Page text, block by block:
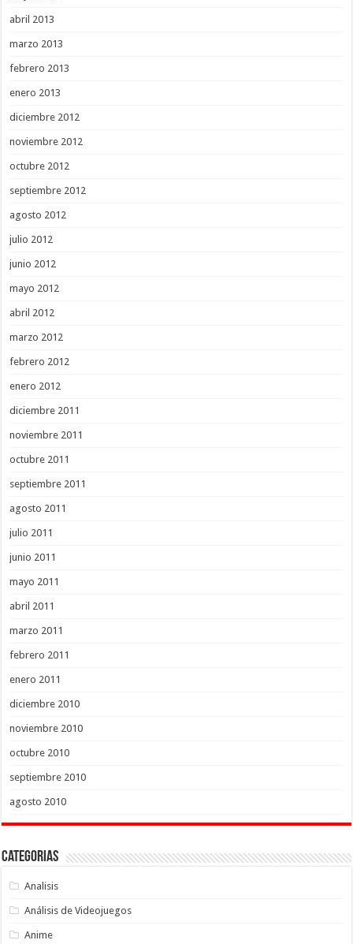
abril 2013
marzo 2013
febrero 2013
enero 2013
diciembre 2012
noviembre 2012
octubre 2012
septiembre 2012
agosto 2012
julio 2012
junio 2012
mayo 2012
abril 2012
marzo 2012
febrero 2012
enero 2012
diciembre 2011
noviembre 2011
octubre 2011
septiembre 2011
agosto 2011
julio 2011
junio 2011
mayo 2011
abril 2011
marzo 2011
febrero 2011
enero 2011
diciembre 2010
noviembre 2010
octubre 2010
septiembre 2010
agosto 2010
Categorias
Analisis
Análisis de Videojuegos
Anime